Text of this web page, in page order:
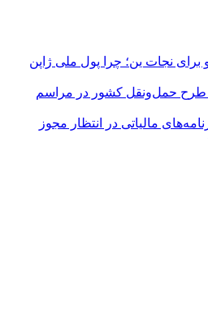
برای نجات ین؛ چرا پول ملی ژاپن
طرح حمل‌ونقل کشور در مراسم
مالیاتی در انتظار مجوز